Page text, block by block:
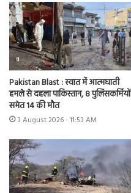
Pakistan Blast : स्वात में आत्मघाती
हमले से दहला पाकिस्तान, 8 पुलिसकर्मियों
समेत 14 की मौत
3 August 2026 - 11:53 AM